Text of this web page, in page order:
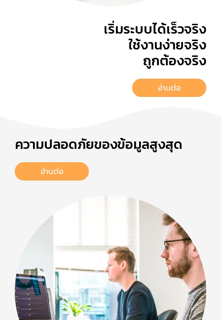
เริ่มระบบได้เร็วจริง
ใช้งานง่ายจริง
ถูกต้องจริง
อ่านต่อ
ความปลอดภัยของข้อมูลสูงสุด
อ่านต่อ